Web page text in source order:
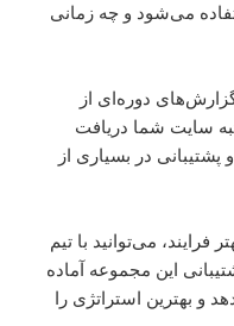
می‌شود و چه زمانی
دوره‌ای از
سایت شما دریافت
در بسیاری از
می‌توانید با تیم
این مجموعه آماده
و بهترین استراتژی را